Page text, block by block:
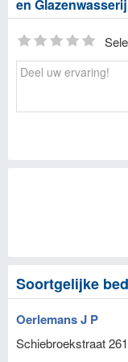
en
Soortgelijke
Oerlemans J P
Schiebroekstraat 261